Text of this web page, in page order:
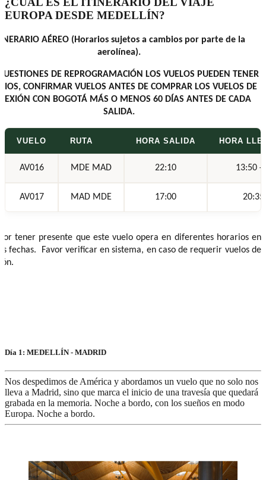
EUROPA DESDE MEDELLÍN?
AÉREO (Horarios sujetos a cambios por parte de la
aerolínea).
DE REPROGRAMACIÓN LOS VUELOS PUEDEN TENER
CONFIRMAR VUELOS ANTES DE COMPRAR LOS VUELOS DE
CON BOGOTÁ MÁS O MENOS 60 DÍAS ANTES DE CADA
SALIDA.
VUELO RUTA HORA SALIDA HORA
AV016 MDE MAD 22:10 13:50 +
AV017 MAD MDE 17:00 20:35
tener presente que este vuelo opera en diferentes horarios en
fechas. Favor verificar en sistema, en caso de requerir vuelos de
Día 1: MEDELLÍN - MADRID
Nos despedimos de América y abordamos un vuelo que no solo nos
lleva a Madrid, sino que marca el inicio de una travesía que quedará
grabada en la memoria. Noche a bordo, con los sueños en modo
Europa. Noche a bordo.